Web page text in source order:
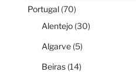
Portugal(70)
Alentejo(30)
Algarve(5)
Beiras(14)